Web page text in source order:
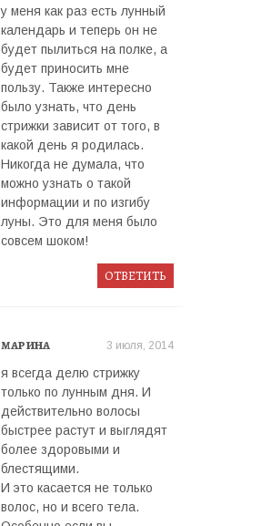
у меня как раз есть лунный
календарь и теперь он не
будет пылиться на полке, а
будет приносить мне
пользу. Также интересно
было узнать, что день
стрижки зависит от того, в
какой день я родилась.
Никогда не думала, что
можно узнать о такой
информации и по изгибу
луны. Это для меня было
совсем шоком!
ОТВЕТИТЬ
марина 3 июля, 2014
я всегда делю стрижку
только по лунным дня. И
действительно волосы
быстрее растут и выглядят
более здоровыми и
блестящими.
И это касается не только
волос, но и всего тела.